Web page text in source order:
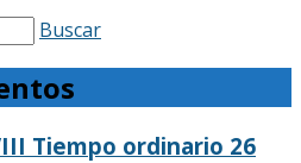
Buscar
Tiempo ordinario 26